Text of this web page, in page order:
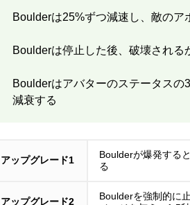
Boulderは25%ずつ減速し、敵の
Boulderは停止した後、破壊される
Boulderはアバターのステータスの
減衰する
アップグレード1
Boulderが爆発する
る
アップグレード2
Boulderを強制的に